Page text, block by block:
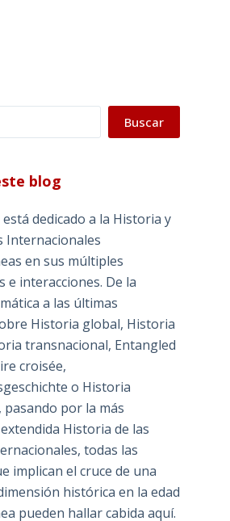
Buscar
blog
dedicado a la Historia y
Internacionales
en sus múltiples
e interacciones. De la
a las últimas
Historia global, Historia
transnacional, Entangled
croisée,
o Historia
por la más
Historia de las
todas las
implican el cruce de una
histórica en la edad
pueden hallar cabida aquí.